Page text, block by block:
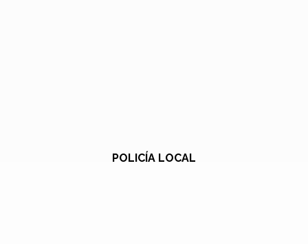
POLICÍA LOCAL